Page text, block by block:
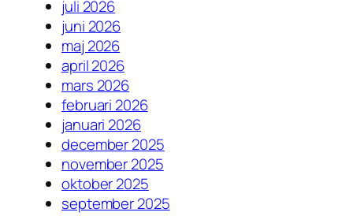
juli 2026
juni 2026
maj 2026
april 2026
mars 2026
februari 2026
januari 2026
december 2025
november 2025
oktober 2025
september 2025